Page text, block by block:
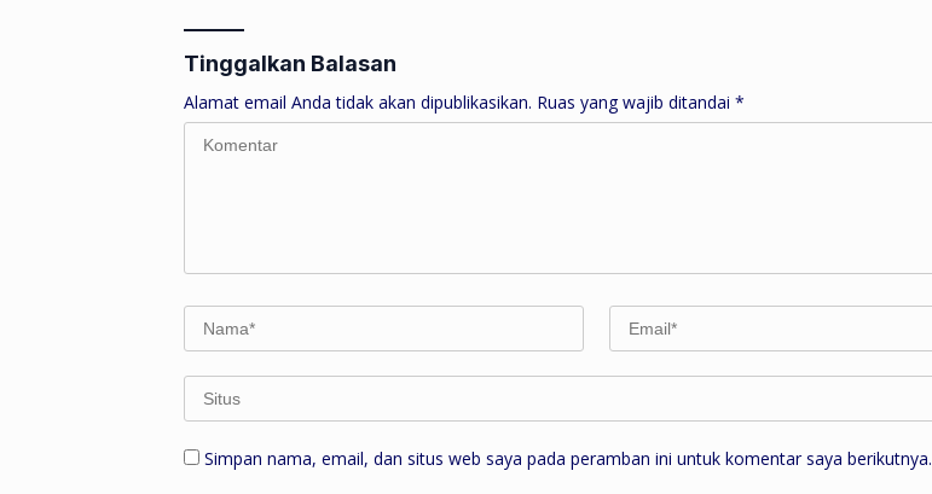
Tinggalkan Balasan
Alamat email Anda tidak akan dipublikasikan. Ruas yang wajib ditandai *
Simpan nama, email, dan situs web saya pada peramban ini untuk komentar saya berikutnya.